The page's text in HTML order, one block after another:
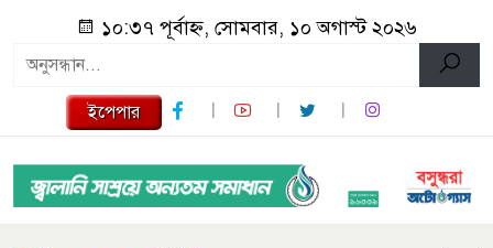
১০:৩৭ পূর্বাহ্ন, সোমবার, ১০ অগাস্ট ২০২৬
ইপেপার